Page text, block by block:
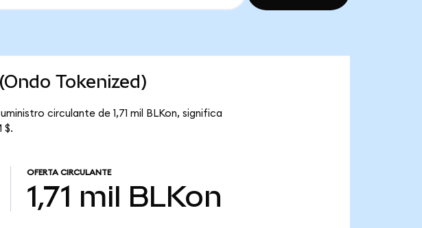
Tokenized)
circulante de 1,71 mil BLKon, significa
$.
OFERTA CIRCULANTE
1,71 mil BLKon